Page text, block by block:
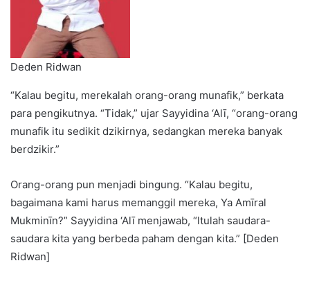
Deden Ridwan
“Kalau begitu, merekalah orang-orang munafik,” berkata
para pengikutnya. “Tidak,” ujar Sayyidina ‘Alī, “orang-orang
munafik itu sedikit dzikirnya, sedangkan mereka banyak
berdzikir.”
Orang-orang pun menjadi bingung. “Kalau begitu,
bagaimana kami harus memanggil mereka, Ya Amīral
Mukminīn?” Sayyidina ‘Alī menjawab, “ltulah saudara-
saudara kita yang berbeda paham dengan kita.” [Deden
Ridwan]